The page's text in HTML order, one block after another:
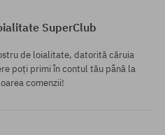
SuperClub
de loialitate, datorită căruia
poți primi în contul tău până la
comenzii!